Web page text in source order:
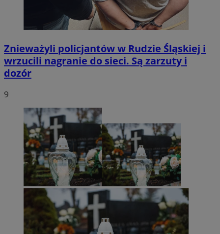
Znieważyli policjantów w Rudzie Śląskiej i
wrzucili nagranie do sieci. Są zarzuty i
dozór
9